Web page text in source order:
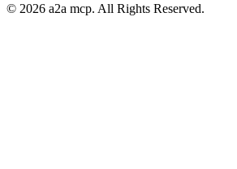
© 2026 a2a mcp. All Rights Reserved.